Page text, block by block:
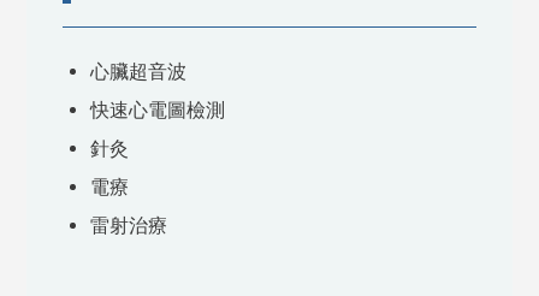
心臟超音波
快速心電圖檢測
針灸
電療
雷射治療